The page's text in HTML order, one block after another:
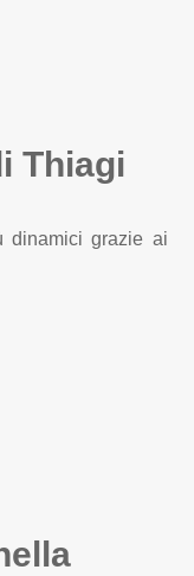
Thiagi
dinamici grazie ai